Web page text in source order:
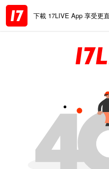
下載 17LIVE App 享受更